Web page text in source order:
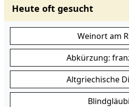
Heute oft gesucht
Weinort am
Abkürzung:
Altgriechische